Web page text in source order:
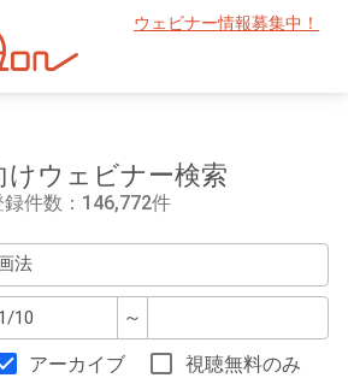
ウェビナー情報募集中！
けウェビナー検索
録件数：146,772件
～
アーカイブ
視聴無料のみ